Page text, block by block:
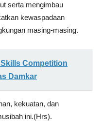
serta mengimbau
kewaspadaan
masing-masing.
Competition
Damkar
kekuatan, dan
ini.(Hrs).